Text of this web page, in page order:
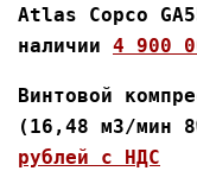
Atlas Copco
наличии 4 900
Винтовой
(16,48 м3/мин
рублей с НДС